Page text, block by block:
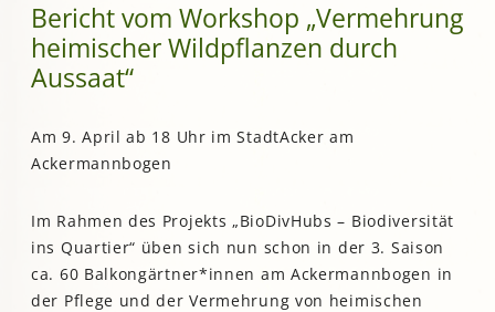
Bericht vom Workshop „Vermehrung
heimischer Wildpflanzen durch
Aussaat“
Am 9. April ab 18 Uhr im StadtAcker am
Ackermannbogen
Im Rahmen des Projekts „BioDivHubs – Biodiversität
ins Quartier“ üben sich nun schon in der 3. Saison
ca. 60 Balkongärtner*innen am Ackermannbogen in
der Pflege und der Vermehrung von heimischen